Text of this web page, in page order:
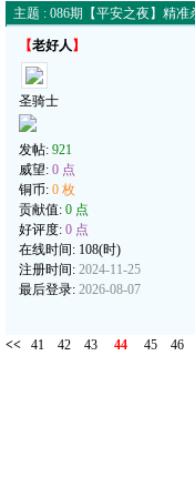
主题 : 086期【平安之夜】精准
【老好人 】
圣骑士
发帖: 921
威望: 0 点
铜币: 0 枚
贡献值: 0 点
好评度: 0 点
在线时间: 108(时)
注册时间: 2024-11-25
最后登录: 2026-08-07
<< 41 42 43 44 45 46